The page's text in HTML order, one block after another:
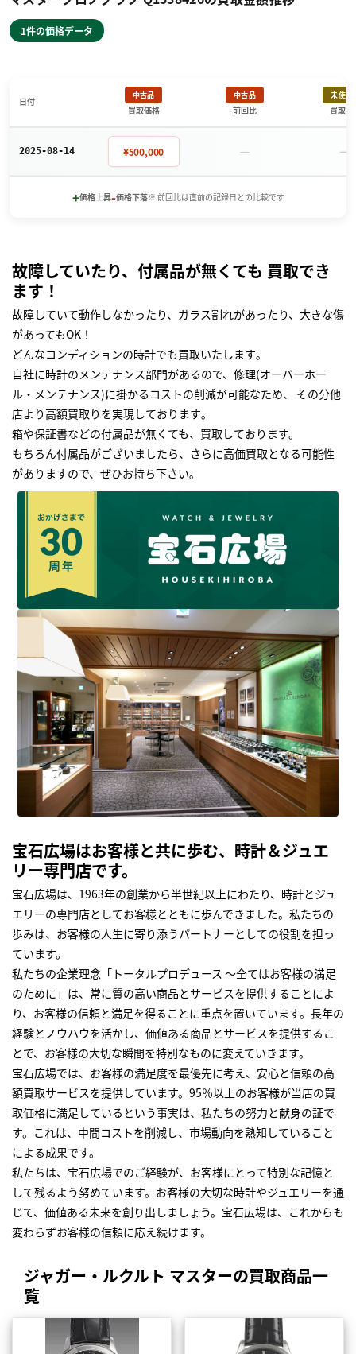
1件の価格データ
日付
中古品
買取価格
中古品
前回比
未使用
買取価
2025-08-14 ¥500,000 － －
+価格上昇-価格下落※ 前回比は直前の記録日との比較です
故障していたり、付属品が無くても 買取でき
ます！
故障していて動作しなかったり、ガラス割れがあったり、大きな傷
があってもOK！
どんなコンディションの時計でも買取いたします｡
自社に時計のメンテナンス部門があるので、修理(オーバーホー
ル・メンテナンス)に掛かるコストの削減が可能なため、 その分他
店より高額買取りを実現しております｡
箱や保証書などの付属品が無くても、買取しております。
もちろん付属品がございましたら、さらに高価買取となる可能性
がありますので、ぜひお持ち下さい｡
宝石広場はお客様と共に歩む、時計＆ジュエ
リー専門店です。
宝石広場は、1963年の創業から半世紀以上にわたり、時計とジュ
エリーの専門店としてお客様とともに歩んできました。私たちの
歩みは、お客様の人生に寄り添うパートナーとしての役割を担っ
ています。
私たちの企業理念「トータルプロデュース ～全てはお客様の満足
のために」は、常に質の高い商品とサービスを提供することによ
り、お客様の信頼と満足を得ることに重点を置いています。長年の
経験とノウハウを活かし、価値ある商品とサービスを提供するこ
とで、お客様の大切な瞬間を特別なものに変えていきます。
宝石広場では、お客様の満足度を最優先に考え、安心と信頼の高
額買取サービスを提供しています。95％以上のお客様が当店の買
取価格に満足しているという事実は、私たちの努力と献身の証で
す。これは、中間コストを削減し、市場動向を熟知していること
による成果です。
私たちは、宝石広場でのご経験が、お客様にとって特別な記憶と
して残るよう努めています。お客様の大切な時計やジュエリーを通
じて、価値ある未来を創り出しましょう。宝石広場は、これからも
変わらずお客様の信頼に応え続けます。
ジャガー・ルクルト マスターの買取商品一
覧